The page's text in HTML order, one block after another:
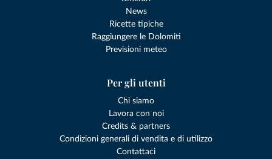
News
Ricette tipiche
Raggiungere le Dolomiti
Previsioni meteo
Per gli utenti
Chi siamo
Lavora con noi
Credits & partners
Condizioni generali di vendita e di utilizzo
Contattaci